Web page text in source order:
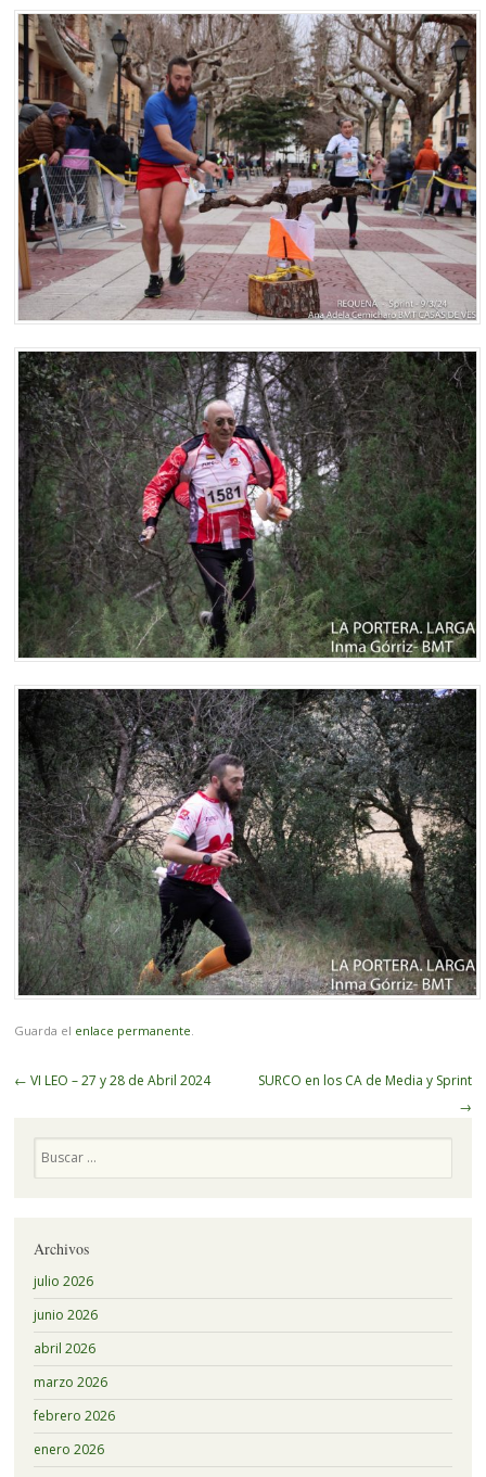
Guarda el enlace permanente
Navegador
← VI LEO – 27 y 28 de Abril 2024
SURCO en los CA de Media y Sprint
→
Archivos
julio 2026
junio 2026
abril 2026
marzo 2026
febrero 2026
enero 2026